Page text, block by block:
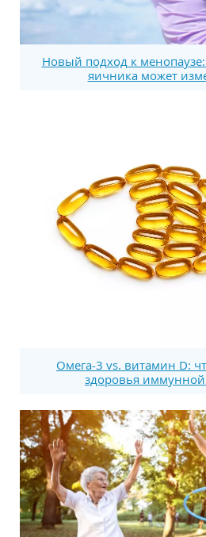
Новый подход к
яичника может
Омега-3 vs. витамин D:
здоровья иммунной